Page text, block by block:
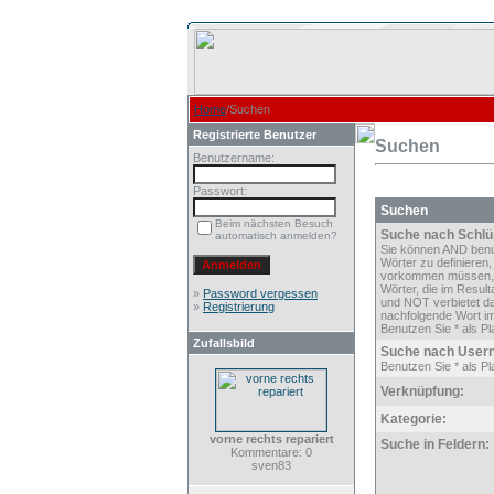
Home/Suchen
Registrierte Benutzer
Benutzername:
Passwort:
Beim nächsten Besuch
automatisch anmelden?
» Password vergessen
» Registrierung
Zufallsbild
vorne rechts repariert
Kommentare: 0
sven83
Suchen
Suchen
Suche nach
Sie können AND
Wörter zu definieren,
vorkommen
Wörter, die im
und NOT verbietet
nachfolgende Wort
Benutzen Sie * als
Suche nach
Benutzen Sie * als
Verknüpfung:
Kategorie:
Suche in Feldern: